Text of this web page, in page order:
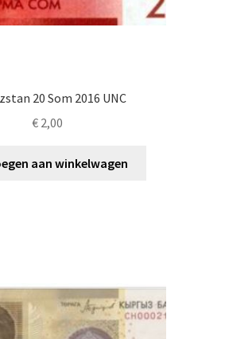
20 Som 2016 UNC
€2,00
aan winkelwagen